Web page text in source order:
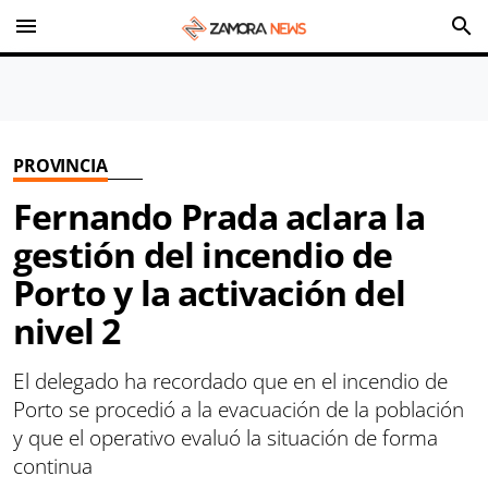
menu search
PROVINCIA
Fernando Prada aclara la
gestión del incendio de
Porto y la activación del
nivel 2
El delegado ha recordado que en el incendio de
Porto se procedió a la evacuación de la población
y que el operativo evaluó la situación de forma
continua